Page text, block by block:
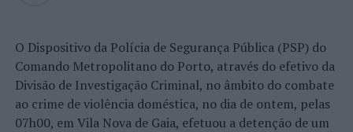
O Dispositivo da Polícia de Segurança Pública (PSP) do
Comando Metropolitano do Porto, através do efetivo da
Divisão de Investigação Criminal, no âmbito do combate
ao crime de violência doméstica, no dia de ontem, pelas
07h00, em Vila Nova de Gaia, efetuou a detenção de um